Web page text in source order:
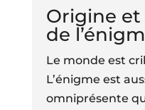
Origine
de
Le monde est
L’énigme est
omniprésente